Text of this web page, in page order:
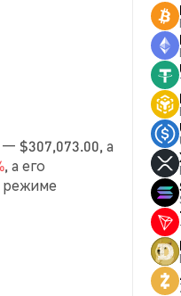
$307,073.00, а
, а его
режиме